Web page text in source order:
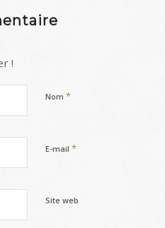
!
Nom *
E-mail *
Site web